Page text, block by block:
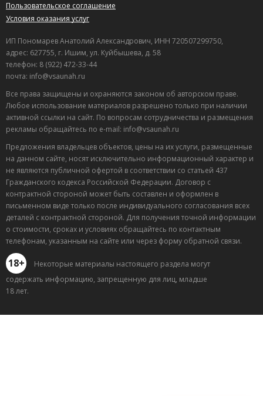
Пользовательское соглашение
Условия оказания услуг
ИП Пономарев Анатолий Александрович, ИНН 720507299750,
адрес: 627755, г. Ишим, ул. Куйбышева, д. 58
телефон: 8 (922) 472-33-44
почта: info@vsaunah.ru
Все права защищены и охраняются законом об авторском праве.
Любое использование материалов разрешено только при наличии
активной ссылки на сайт. По вопросам сотрудничества и размещения
рекламы обращайтесь по e-mail: info@vsaunah.ru
Предложения владельцев объектов, цены на их услуги, размещенные
на данном сайте, носят исключительно информационный характер и
не являются публичной офертой в соответствии со статьей 437
Гражданского кодекса Российской Федерации. Договор с
контрактной стороной может быть составлен и оформлен в
письменном виде только после индивидуального согласования всех
деталей с контрактной стороной. Для получения точной информации
о стоимости, сроках и условиях обращайтесь по контактным
телефонам, указанным на сайте или через форму обратной связи.
18+
Некоторые материалы настоящего раздела могут
содержать информацию, запрещенную для лиц, младше
18 лет.